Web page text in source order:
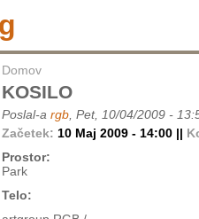
Domov
KOSILO
Poslal-a rgb , Pet, 10/04/2009 -
Začetek: 10 Maj 2009 - 14:00 ||
Prostor:
Park
Telo: